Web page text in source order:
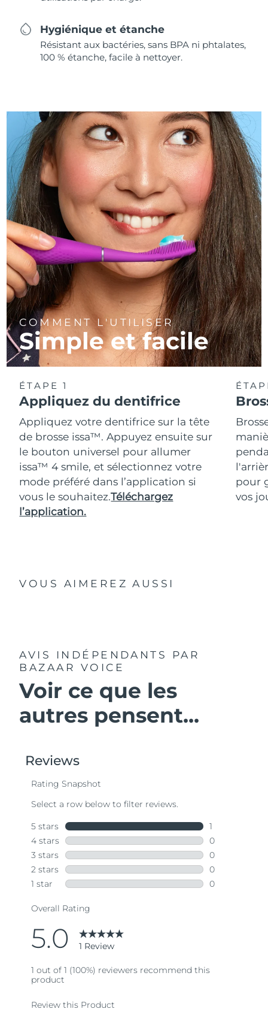
Hygiénique et étanche
Résistant aux bactéries, sans BPA ni phtalates,
100 % étanche, facile à nettoyer.
COMMENT L'UTILISER
Simple et facile
ÉTAPE 1
Appliquez du dentifrice
Appliquez votre dentifrice sur la tête
de brosse issa™. Appuyez ensuite sur
le bouton universel pour allumer
issa™ 4 smile, et sélectionnez votre
mode préféré dans l’application si
vous le souhaitez.Téléchargez
l’application.
pour
vos
VOUS AIMEREZ AUSSI
AVIS INDÉPENDANTS
PAR
BAZAAR VOICE
Voir ce que les
autres pensent...